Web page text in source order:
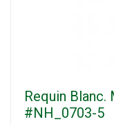
Requin
#NH_0703-5